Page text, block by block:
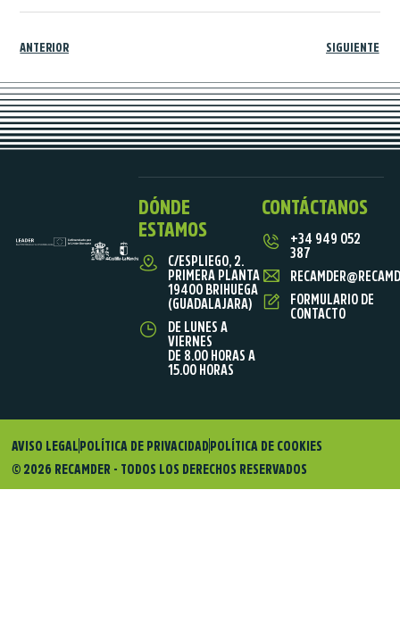
ANTERIOR SIGUIENTE
DÓNDE
ESTAMOS
C/ESPLIEGO, 2.
PRIMERA PLANTA
19400 BRIHUEGA
(GUADALAJARA)
DE LUNES A
VIERNES
DE 8.00 HORAS A
15.00 HORAS
CONTÁCTANOS
+34 949 052
387
FORMULARIO DE
CONTACTO
© 2026 RECAMDER - TODOS LOS DERECHOS RESERVADOS
AVISO LEGAL POLÍTICA DE PRIVACIDAD POLÍTICA DE COOKIES